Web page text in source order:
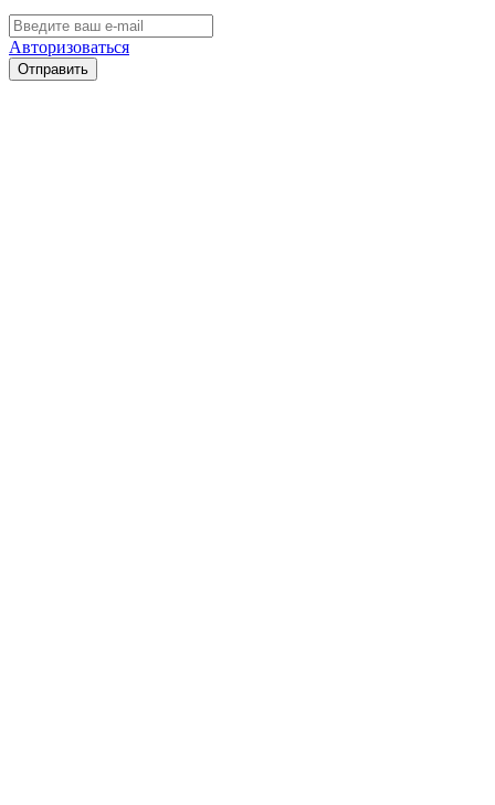
Авторизоваться
Отправить